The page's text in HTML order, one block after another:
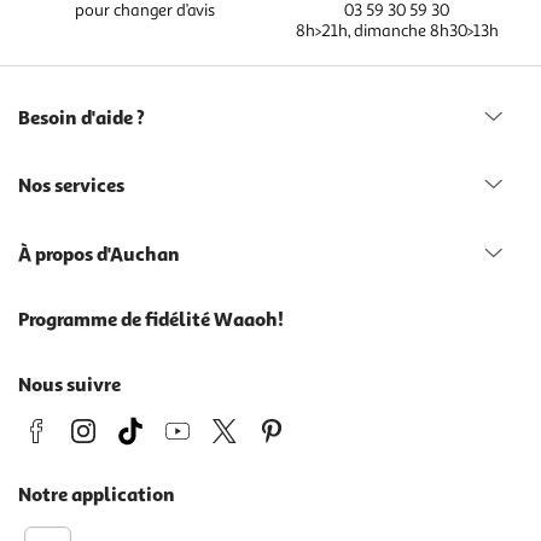
pour changer d’avis
03 59 30 59 30
8h>21h, dimanche 8h30>13h
Besoin d'aide ?
Nos services
À propos d'Auchan
Programme de fidélité Waaoh!
Nous suivre
Notre application